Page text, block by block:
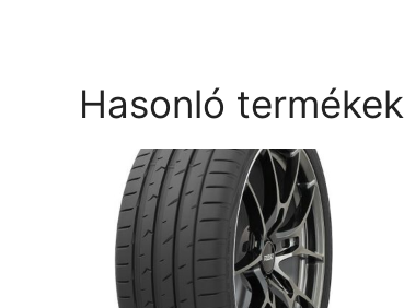
Hasonló termékek